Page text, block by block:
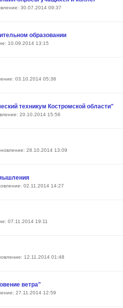
30.07.2014 09:37
образовании
10.09.2014 13:15
03.10.2014 05:38
техникум Костромской области"
20.10.2014 15:56
28.10.2014 13:09
мышления
02.11.2014 14:27
07.11.2014 19:11
12.11.2014 01:48
ветра"
27.11.2014 12:59